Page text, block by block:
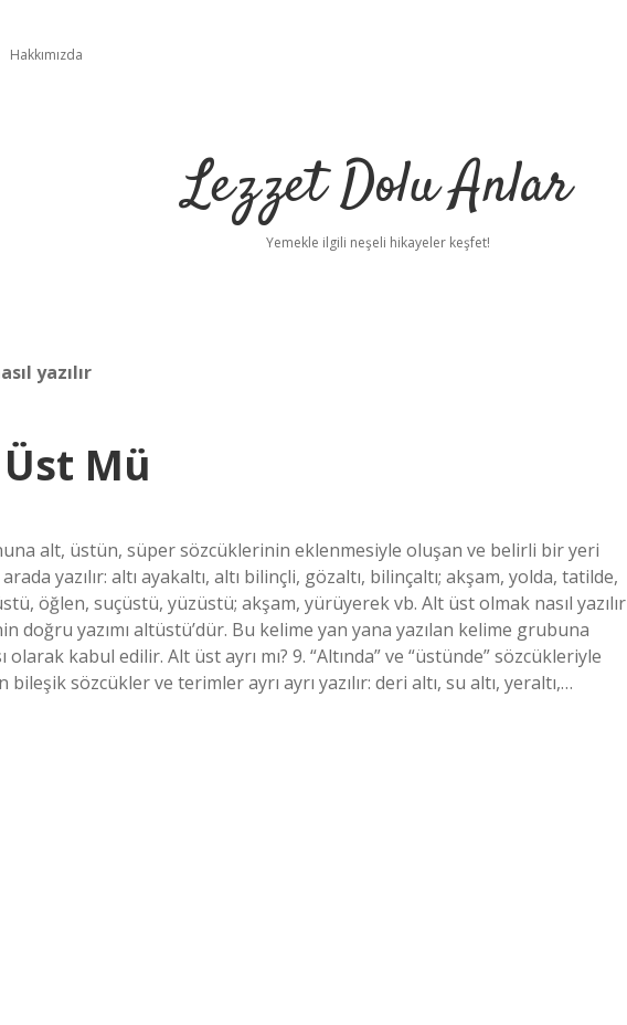
Hakkımızda
Lezzet Dolu Anlar
Yemekle ilgili neşeli hikayeler keşfet!
yazılır
Mü
alt, üstün, süper sözcüklerinin eklenmesiyle oluşan ve belirli bir yeri
yazılır: altı ayakaltı, altı bilinçli, gözaltı, bilinçaltı; akşam, yolda, tatilde,
öğlen, suçüstü, yüzüstü; akşam, yürüyerek vb. Alt üst olmak nasıl yazılır
doğru yazımı altüstü’dür. Bu kelime yan yana yazılan kelime grubuna
olarak kabul edilir. Alt üst ayrı mı? 9. “Altında” ve “üstünde” sözcükleriyle
sözcükler ve terimler ayrı ayrı yazılır: deri altı, su altı, yeraltı,…